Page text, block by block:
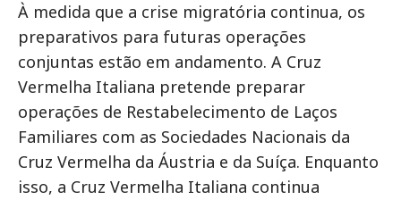
À medida que a crise migratória continua, os
preparativos para futuras operações
conjuntas estão em andamento. A Cruz
Vermelha Italiana pretende preparar
operações de Restabelecimento de Laços
Familiares com as Sociedades Nacionais da
Cruz Vermelha da Áustria e da Suíça. Enquanto
isso, a Cruz Vermelha Italiana continua